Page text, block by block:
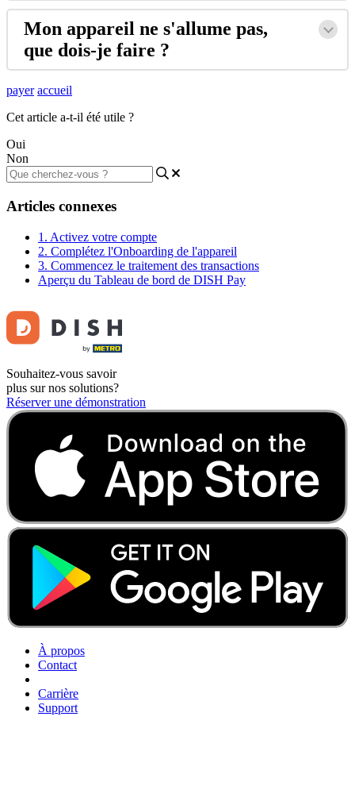
Mon appareil ne s'allume pas,
que dois-je faire ?
payer accueil
Cet article a-t-il été utile ?
Oui
Non
Articles connexes
1. Activez votre compte
2. Complétez l'Onboarding de l'appareil
3. Commencez le traitement des transactions
Aperçu du Tableau de bord de DISH Pay
Souhaitez-vous savoir
plus sur nos solutions?
Réserver une démonstration
À propos
Contact
Carrière
Support